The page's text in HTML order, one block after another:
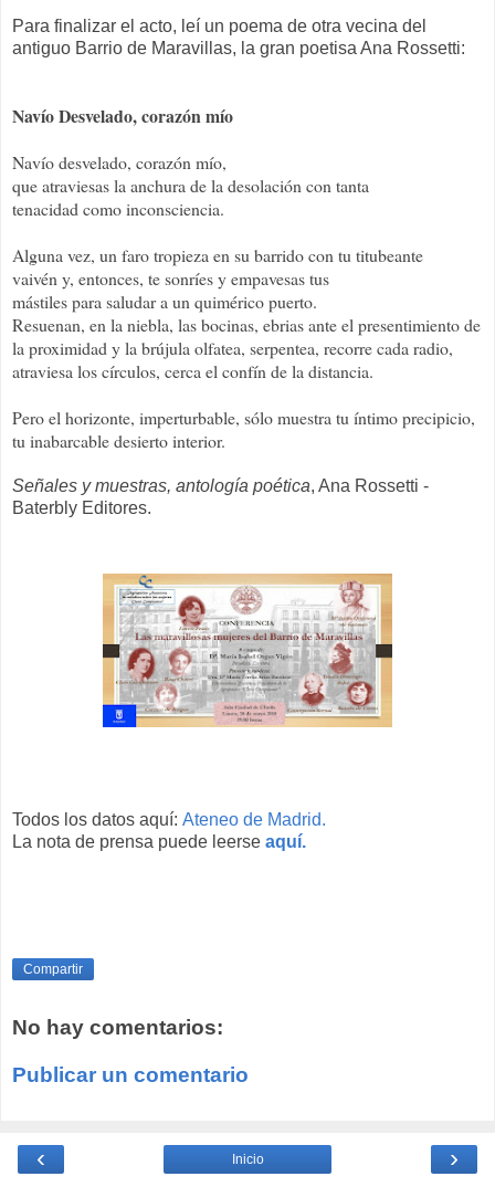
Para finalizar el acto, leí un poema de otra vecina del
antiguo Barrio de Maravillas, la gran poetisa Ana Rossetti:
Navío Desvelado, corazón mío
Navío desvelado, corazón mío,
que atraviesas la anchura de la desolación con tanta
tenacidad como inconsciencia.
Alguna vez, un faro tropieza en su barrido con tu titubeante
vaivén y, entonces, te sonríes y empavesas tus
mástiles para saludar a un quimérico puerto.
Resuenan, en la niebla, las bocinas, ebrias ante el presentimiento de
la proximidad y la brújula olfatea, serpentea, recorre cada radio,
atraviesa los círculos, cerca el confín de la distancia.
Pero el horizonte, imperturbable, sólo muestra tu íntimo precipicio,
tu inabarcable desierto interior.
Señales y muestras, antología poética, Ana Rossetti -
Baterbly Editores.
Todos los datos aquí: Ateneo de Madrid.
La nota de prensa puede leerse aquí.
Compartir
No hay comentarios:
Publicar un comentario
‹ ›
Inicio